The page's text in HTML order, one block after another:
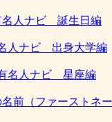
名人ナビ 誕生日編
人ナビ 出身大学編
名人ナビ 星座編
前（ファーストネー